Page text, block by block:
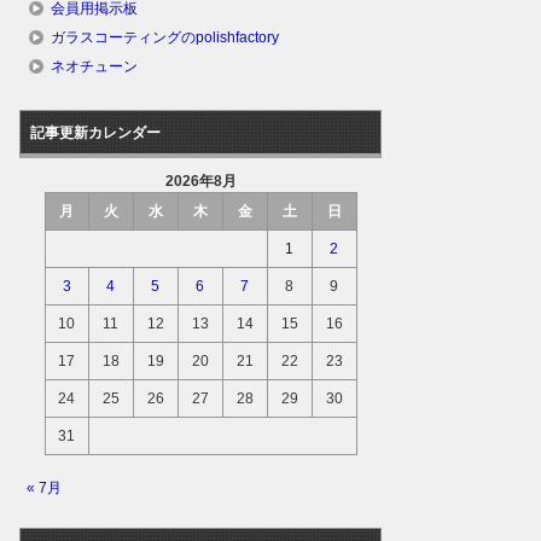
会員用掲示板
ガラスコーティングのpolishfactory
ネオチューン
記事更新カレンダー
2026年8月
月
火 水 木 金 土 日
1 2
3 4 5 6 7 8 9
10 11 12 13 14 15 16
17 18 19 20 21 22 23
24 25 26 27 28 29 30
31
« 7月